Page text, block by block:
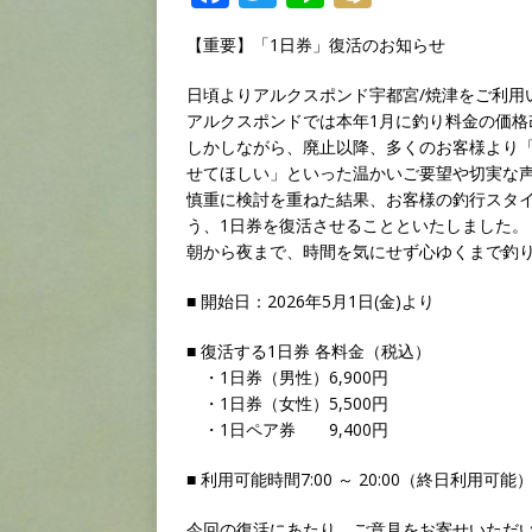
a
c
e
b
o
o
k
w
it
te
r
n
e
ix
i
【重要】「1日券」復活のお知らせ
日頃よりアルクスポンド宇都宮/焼津をご利用
アルクスポンドでは本年1月に釣り料金の価
しかしながら、廃止以降、多くのお客様より
せてほしい」といった温かいご要望や切実な
慎重に検討を重ねた結果、お客様の釣行スタ
う、1日券を復活させることといたしました。
朝から夜まで、時間を気にせず心ゆくまで釣
■ 開始日：2026年5月1日(金)より
■ 復活する1日券 各料金（税込）
・1日券（男性）6,900円
・1日券（女性）5,500円
・1日ペア券 9,400円
■ 利用可能時間7:00 ～ 20:00（終日利用可能）